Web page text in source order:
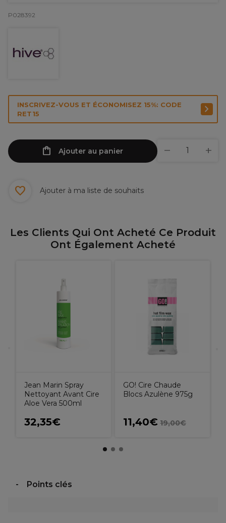
P028392
INSCRIVEZ-VOUS ET ÉCONOMISEZ 15%: CODE
RET15
Ajouter au panier
Ajouter à ma liste de souhaits
Les Clients Qui Ont Acheté Ce Produit
Ont Également Acheté
Jean Marin Spray
Nettoyant Avant Cire
Aloe Vera 500ml
32,35€
GO! Cire Chaude
Blocs Azulène 975g
11,40€ 19,00€
Points clés